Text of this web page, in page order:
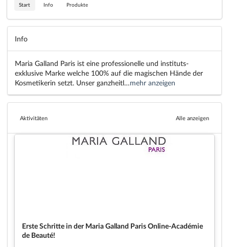
Start Info Produkte
Info
Maria Galland Paris ist eine professionelle und instituts-
exklusive Marke welche 100% auf die magischen Hände der
Kosmetikerin setzt. Unser ganzheitl…mehr anzeigen
Aktivitäten Alle anzeigen
Erste Schritte in der Maria Galland Paris Online-Académie
de Beauté!